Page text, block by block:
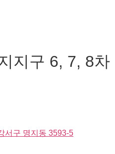
지구 6, 7, 8차
서구 명지동 3593-5